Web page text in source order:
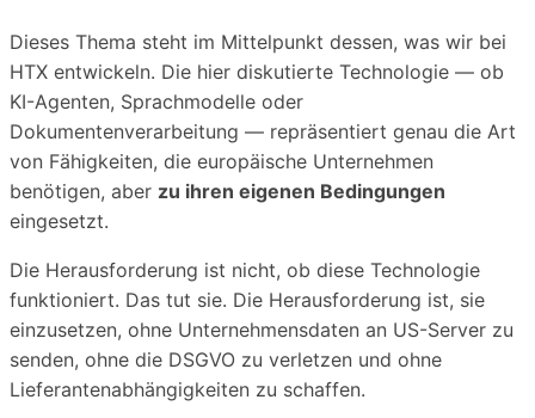
Dieses Thema steht im Mittelpunkt dessen, was wir bei
HTX entwickeln. Die hier diskutierte Technologie — ob
KI-Agenten, Sprachmodelle oder
Dokumentenverarbeitung — repräsentiert genau die Art
von Fähigkeiten, die europäische Unternehmen
benötigen, aber zu ihren eigenen Bedingungen
eingesetzt.
Die Herausforderung ist nicht, ob diese Technologie
funktioniert. Das tut sie. Die Herausforderung ist, sie
einzusetzen, ohne Unternehmensdaten an US-Server zu
senden, ohne die DSGVO zu verletzen und ohne
Lieferantenabhängigkeiten zu schaffen.